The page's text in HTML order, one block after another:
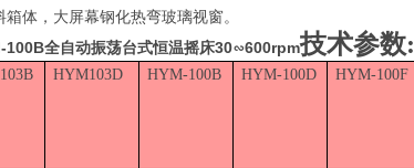
体，大屏幕钢化热弯玻璃视窗。
100B全自动振荡台式恒温摇床30∽600rpm技术参数:
HYM103D HYM-100B HYM-100D HYM-100F